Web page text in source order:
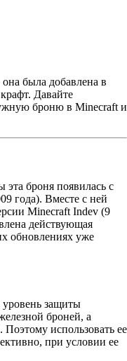
была добавлена в
Давайте
броню в Minecraft и
эта броня появилась с
года). Вместе с ней
Minecraft Indev (9
действующая
обновлениях уже
уровень защиты
броней, а
использовать ее
при условии ее